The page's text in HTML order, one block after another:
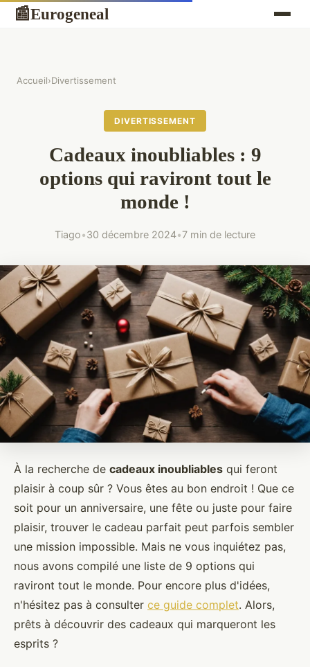
📰Eurogeneal
Accueil›Divertissement
DIVERTISSEMENT
Cadeaux inoubliables : 9
options qui raviront tout le
monde !
Tiago•30 décembre 2024•7 min de lecture
À la recherche de cadeaux inoubliables qui feront
plaisir à coup sûr ? Vous êtes au bon endroit ! Que ce
soit pour un anniversaire, une fête ou juste pour faire
plaisir, trouver le cadeau parfait peut parfois sembler
une mission impossible. Mais ne vous inquiétez pas,
nous avons compilé une liste de 9 options qui
raviront tout le monde. Pour encore plus d'idées,
n'hésitez pas à consulter ce guide complet. Alors,
prêts à découvrir des cadeaux qui marqueront les
esprits ?